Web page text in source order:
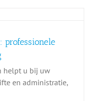
professionele
helpt u bij uw
en administratie,